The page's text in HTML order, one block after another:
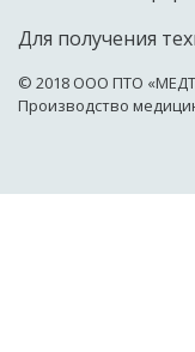
Для получения
© 2018 OOO ПТО
Производство